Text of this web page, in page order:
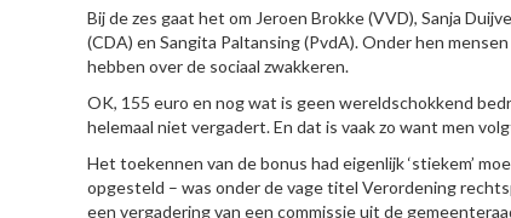
Bij de zes gaat het om Jeroen Brokke (VVD), Sanja
(CDA) en Sangita Paltansing (PvdA). Onder hen
hebben over de sociaal zwakkeren.
OK, 155 euro en nog wat is geen wereldschokkend
helemaal niet vergadert. En dat is vaak zo want men
Het toekennen van de bonus had eigenlijk ‘stiekem’
opgesteld – was onder de vage titel Verordening
een vergadering van een commissie uit de